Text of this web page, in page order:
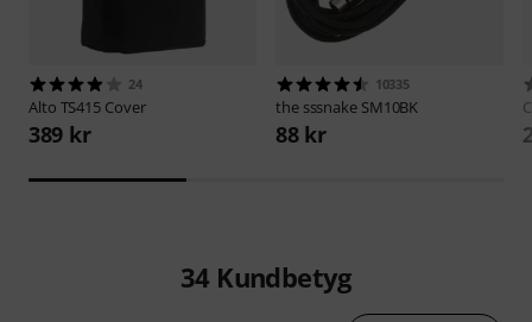
24
Alto TS415 Cover
389 kr
10335
the sssnake SM10BK
88 kr
34 Kundbetyg